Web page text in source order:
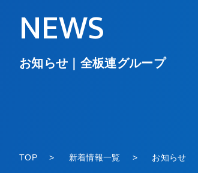
NEWS
お知らせ｜全板連グループ
TOP 新着情報一覧 お知らせ